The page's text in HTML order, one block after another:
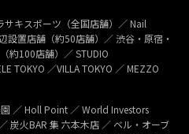
キスポーツ（全国店舗）／ Nail
設置店舗（約50店舗）／ 渋谷・原宿・
約100店舗）／ STUDIO
TOKYO ／VILLA TOKYO ／ MEZZO
園 ／ Holl Point ／ World Investors
炭火BAR 集 六本木店 ／ ベル・オーブ